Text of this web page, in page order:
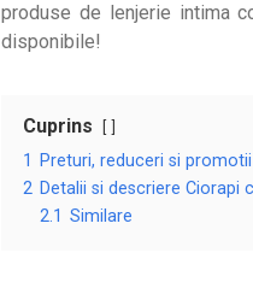
produse de lenjerie intima
disponibile!
Cuprins
1
Preturi, reduceri si
2 Detalii si descriere Ciorapi
2.1 Similare